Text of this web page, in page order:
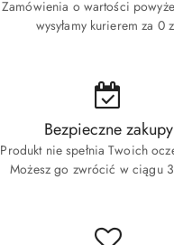
Zamówienia o wartości
wysyłamy kurierem za 0
Bezpieczne zakupy
Produkt nie spełnia Twoich
Możesz go zwrócić w ciągu